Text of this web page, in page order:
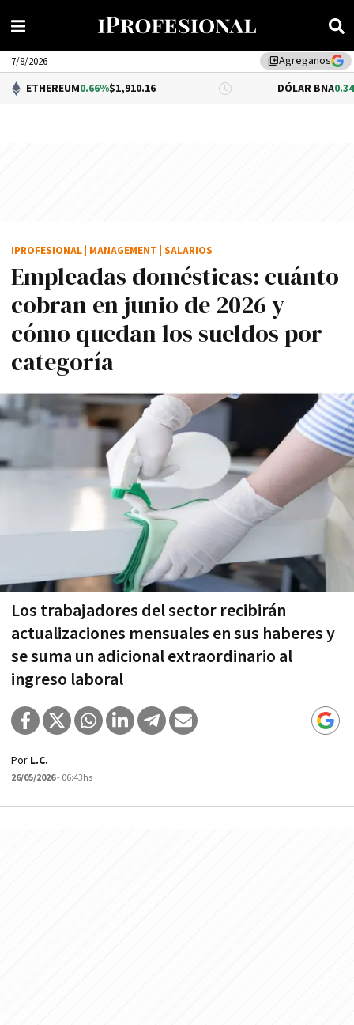
library_addAgreganos
7/8/2026
0.66%$1,910.16 DÓLAR BNA 0.34%$1,520.00
Empleadas domésticas: cuánto
cobran en junio de 2026 y
cómo quedan los sueldos por
categoría
Los trabajadores del sector recibirán
actualizaciones mensuales en sus haberes y
se suma un adicional extraordinario al
ingreso laboral
IPROFESIONAL MANAGEMENT SALARIOS
Por L.C.
26/05/2026- 06:43hs